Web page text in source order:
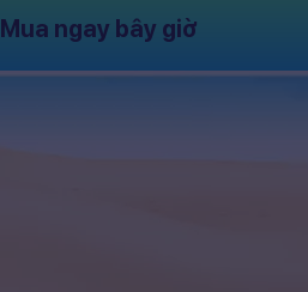
Mua ngay bây giờ